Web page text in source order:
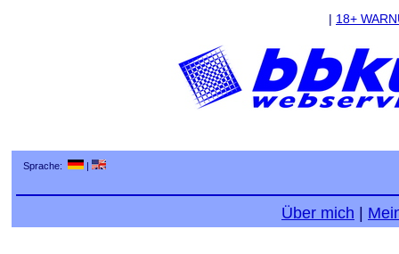
| 18+
Sprache: |
Über mich